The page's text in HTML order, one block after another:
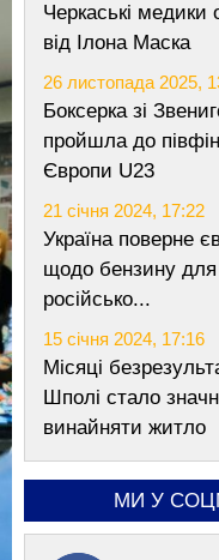
Черкаські
від Ілона Маска
26 листопада 2025,
Боксерка зі
пройшла до
Європи U23
21 січня 2024, 17:22
Україна поверне
щодо бензину для
російсько...
15 січня 2024, 17:16
Місяці
Шполі стало
винайняти житло
МИ У